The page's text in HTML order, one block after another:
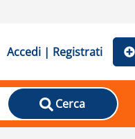
Accedi | Registrati
Cerca